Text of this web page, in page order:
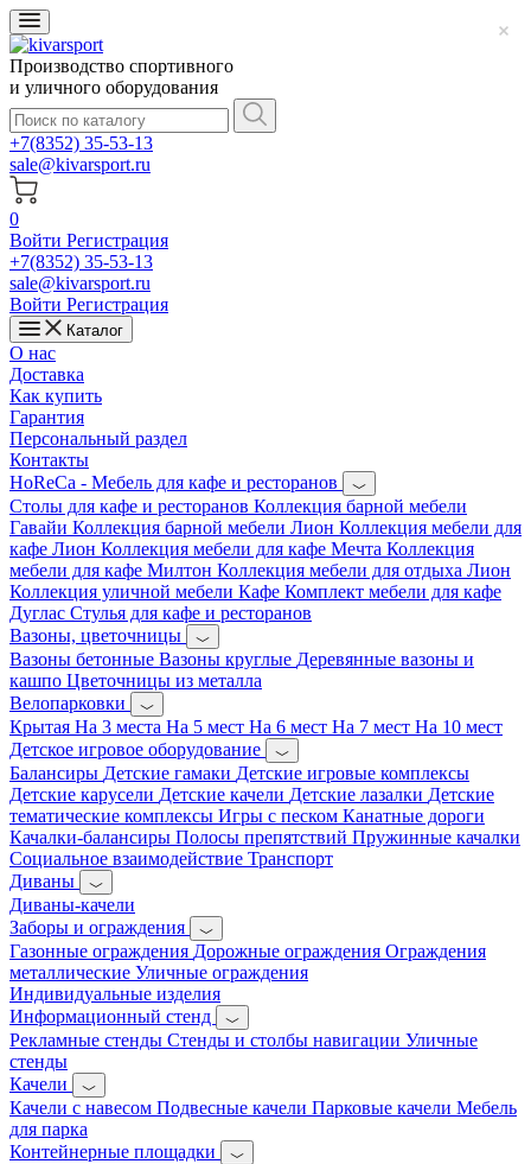
Производство спортивного
и уличного оборудования
+7(8352) 35-53-13
sale@kivarsport.ru
0
Войти Регистрация
+7(8352) 35-53-13
sale@kivarsport.ru
Войти Регистрация
Каталог
О нас
Доставка
Как купить
Гарантия
Персональный раздел
Контакты
HoReCa - Мебель для кафе и ресторанов
Cтолы для кафе и ресторанов Коллекция барной мебели
Гавайи Коллекция барной мебели Лион Коллекция мебели для
кафе Лион Коллекция мебели для кафе Мечта Коллекция
мебели для кафе Милтон Коллекция мебели для отдыха Лион
Коллекция уличной мебели Кафе Комплект мебели для кафе
Дуглас Стулья для кафе и ресторанов
Вазоны, цветочницы
Вазоны бетонные Вазоны круглые Деревянные вазоны и
кашпо Цветочницы из металла
Велопарковки
Крытая На 3 места На 5 мест На 6 мест На 7 мест На 10 мест
Детское игровое оборудование
Балансиры Детские гамаки Детские игровые комплексы
Детские карусели Детские качели Детские лазалки Детские
тематические комплексы Игры с песком Канатные дороги
Качалки-балансиры Полосы препятствий Пружинные качалки
Социальное взаимодействие Транспорт
Диваны
Диваны-качели
Заборы и ограждения
Газонные ограждения Дорожные ограждения Ограждения
металлические Уличные ограждения
Индивидуальные изделия
Информационный стенд
Рекламные стенды Стенды и столбы навигации Уличные
стенды
Качели
Качели с навесом Подвесные качели Парковые качели Мебель
для парка
Контейнерные площадки